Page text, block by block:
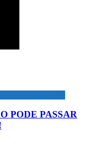
PODE PASSAR